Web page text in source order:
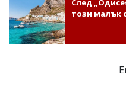
След
този малък